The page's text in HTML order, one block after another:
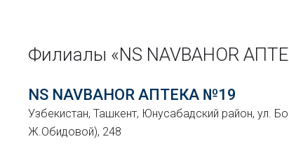
Филиалы «NS NAVBAHOR
NS NAVBAHOR АПТЕКА №19
Узбекистан, Ташкент, Юнусабадский район, ул.
Ж.Обидовой), 248